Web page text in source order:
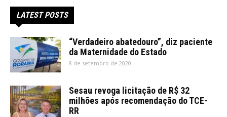
LATEST POSTS
“Verdadeiro abatedouro”, diz paciente
da Maternidade do Estado
8 de setembro de 2020
Sesau revoga licitação de R$ 32
milhões após recomendação do TCE-
RR